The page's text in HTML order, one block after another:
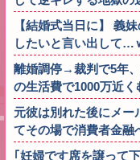
【結婚式当日に】 義
したいと言い出して…
離婚調停→裁判で5年
の生活費で1000万近く
元彼は別れた後にメー
てその場で消費者金
｢妊婦です席を譲って